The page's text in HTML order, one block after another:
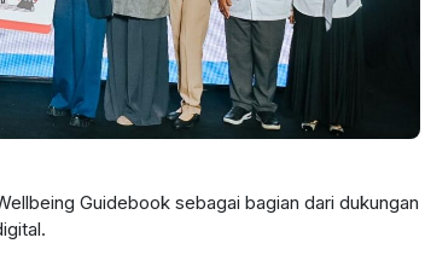
Guidebook sebagai bagian dari dukungan